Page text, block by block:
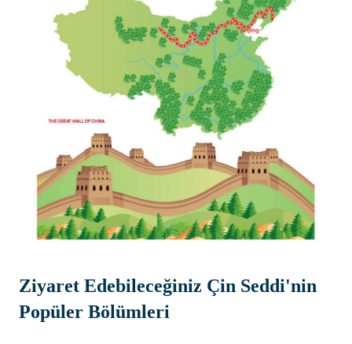
Ziyaret Edebileceğiniz Çin Seddi'nin
Popüler Bölümleri